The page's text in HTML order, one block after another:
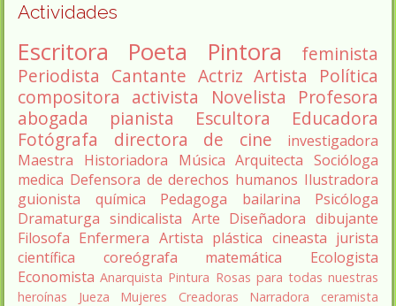
Actividades
Escritora Poeta Pintora
feminista
Periodista Cantante Actriz Artista
Política
compositora activista Novelista
Profesora
abogada
pianista Escultora
Educadora
Fotógrafa
directora de cine
investigadora
Maestra
Historiadora Música Arquitecta Socióloga
medica Defensora de derechos humanos Ilustradora
guionista
química Pedagoga bailarina
Psicóloga
Dramaturga sindicalista Arte Diseñadora dibujante
Filosofa Enfermera Artista plástica cineasta jurista
científica
coreógrafa matemática
Ecologista
Economista Anarquista Pintura Rosas para todas nuestras
heroínas
Jueza Mujeres Creadoras Narradora
ceramista